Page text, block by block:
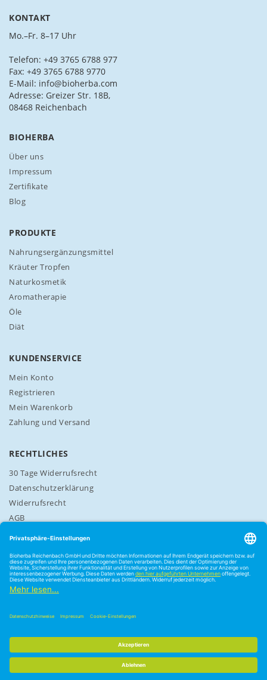
S
i
s
i
c
h
f
u
n
r
e
e
w
s
e
t
t
e
n
KONTAKT
Mo.–Fr. 8–17 Uhr
Telefon: +49 3765 6788 977
Fax: +49 3765 6788 9770
E-Mail: info@bioherba.com
Adresse: Greizer Str. 18B,
08468 Reichenbach
BIOHERBA
Über uns
Impressum
Zertifikate
Blog
PRODUKTE
Nahrungsergänzungsmittel
Kräuter Tropfen
Naturkosmetik
Aromatherapie
Öle
Diät
KUNDENSERVICE
Mein Konto
Registrieren
Mein Warenkorb
Zahlung und Versand
RECHTLICHES
30 Tage Widerrufsrecht
Datenschutzerklärung
Widerrufsrecht
AGB